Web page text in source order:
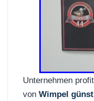
Unternehmen
von Wimpel